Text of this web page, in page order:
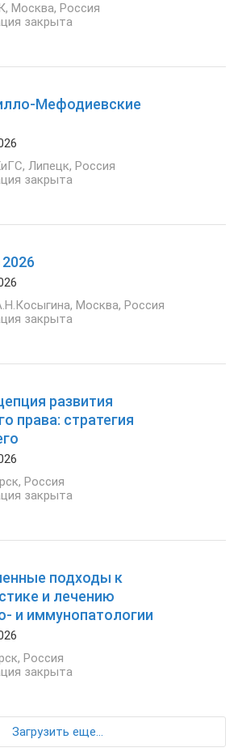
, Москва, Россия
закрыта
Мефодиевские
, Липецк, Россия
закрыта
, Москва, Россия
закрыта
развития
права: стратегия
, Россия
закрыта
подходы к
и лечению
и иммунопатологии
, Россия
закрыта
Загрузить еще...